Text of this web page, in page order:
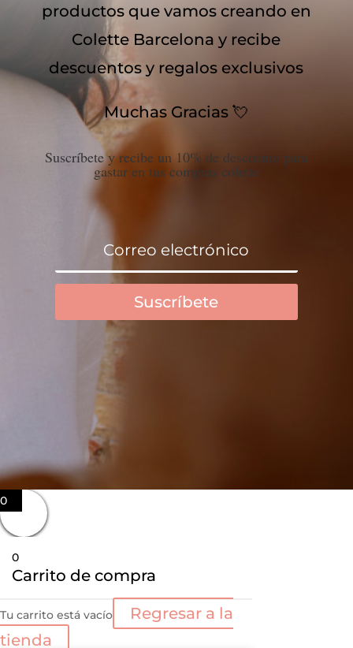
productos que vamos creando en
Colette Barcelona y recibe
descuentos y regalos exclusivos
Muchas Gracias 💘
Suscríbete y recibe un 10% de descuento para
gastar en tus compras colette
Suscríbete
0
0
Carrito de compra
Tu carrito está vacío
Regresar a la
tienda